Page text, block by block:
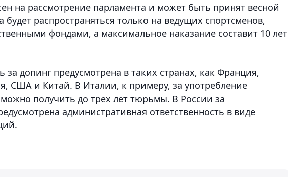
на рассмотрение парламента и может быть принят весной
будет распространяться только на ведущих спортсменов,
фондами, а максимальное наказание составит 10 лет
за допинг предусмотрена в таких странах, как Франция,
США и Китай. В Италии, к примеру, за употребление
получить до трех лет тюрьмы. В России за
административная ответственность в виде